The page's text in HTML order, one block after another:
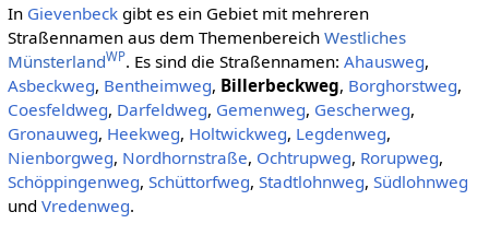
In Gievenbeckgibt es ein Gebiet mit mehreren
Straßennamen aus dem Themenbereich Westliches
MünsterlandWP. Es sind die Straßennamen: Ahausweg,
Asbeckweg, Bentheimweg, Billerbeckweg, Borghorstweg,
Coesfeldweg, Darfeldweg, Gemenweg, Gescherweg,
Gronauweg, Heekweg, Holtwickweg, Legdenweg,
Nienborgweg, Nordhornstraße, Ochtrupweg, Rorupweg,
Schöppingenweg, Schüttorfweg, Stadtlohnweg, Südlohnweg
und Vredenweg.